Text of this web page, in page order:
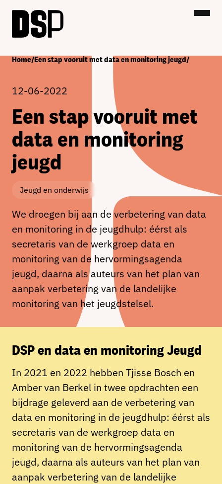
Home/Een stap vooruit met data en monitoring jeugd/
12-06-2022
Een stap vooruit met
data en monitoring
jeugd
Jeugd en onderwijs
We droegen bij aan de verbetering van data
en monitoring in de jeugdhulp: éérst als
secretaris van de werkgroep data en
monitoring van de hervormingsagenda
jeugd, daarna als auteurs van het plan van
aanpak verbetering van de landelijke
monitoring van het jeugdstelsel.
DSP en data en monitoring Jeugd
In 2021 en 2022 hebben Tjisse Bosch en
Amber van Berkel in twee opdrachten een
bijdrage geleverd aan de verbetering van
data en monitoring in de jeugdhulp: éérst als
secretaris van de werkgroep data en
monitoring van de hervormingsagenda
jeugd, daarna als auteurs van het plan van
aanpak verbetering van de landelijke